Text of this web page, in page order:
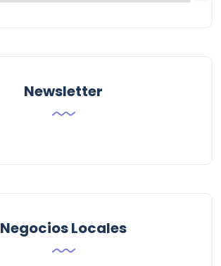
Newsletter
Negocios Locales